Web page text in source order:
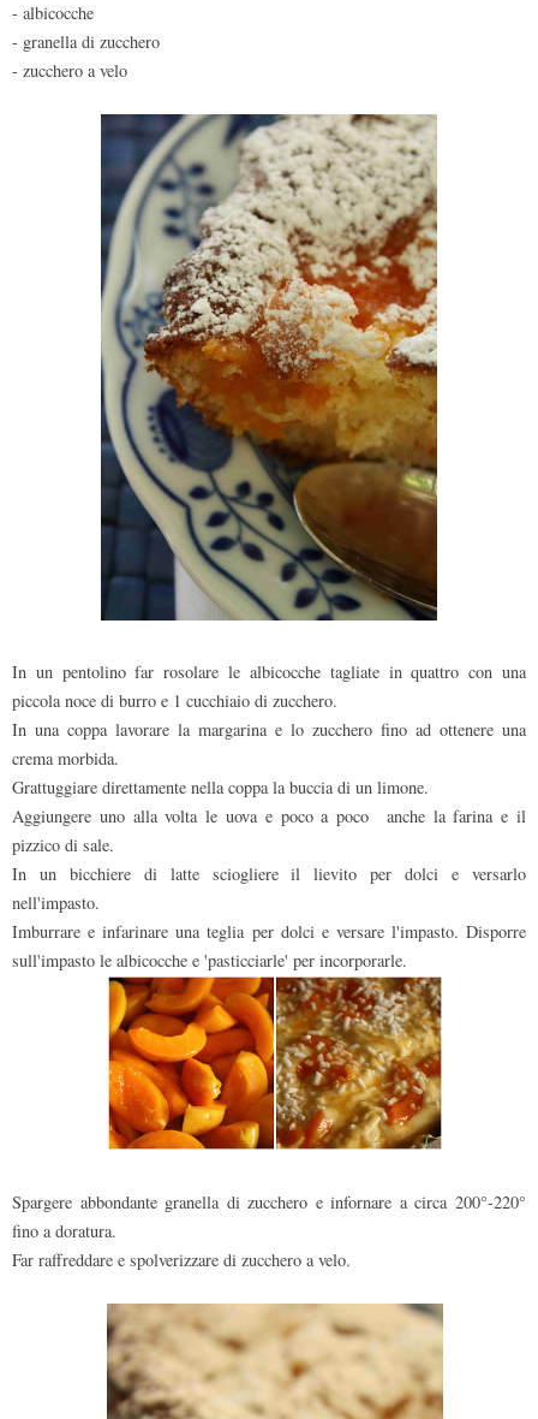
- albicocche
- granella di zucchero
- zucchero a velo
In un pentolino far rosolare le albicocche tagliate in quattro con una
piccola noce di burro e 1 cucchiaio di zucchero.
In una coppa lavorare la margarina e lo zucchero fino ad ottenere una
crema morbida.
Grattuggiare direttamente nella coppa la buccia di un limone.
Aggiungere uno alla volta le uova e poco a poco anche la farina e il
pizzico di sale.
In un bicchiere di latte sciogliere il lievito per dolci e versarlo
nell'impasto.
Imburrare e infarinare una teglia per dolci e versare l'impasto. Disporre
sull'impasto le albicocche e 'pasticciarle' per incorporarle.
Spargere abbondante granella di zucchero e infornare a circa 200°-220°
fino a doratura.
Far raffreddare e spolverizzare di zucchero a velo.